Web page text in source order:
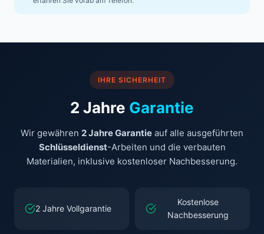
IHRE SICHERHEIT
2 Jahre Garantie
Wir gewähren 2 Jahre Garantie auf alle ausgeführten
Schlüsseldienst-Arbeiten und die verbauten
Materialien, inklusive kostenloser Nachbesserung.
2 Jahre Vollgarantie
Kostenlose
Nachbesserung